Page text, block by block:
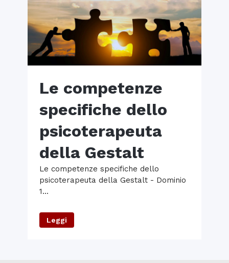
Le competenze
specifiche dello
psicoterapeuta
della Gestalt
Le competenze specifiche dello
psicoterapeuta della Gestalt - Dominio
1...
Leggi